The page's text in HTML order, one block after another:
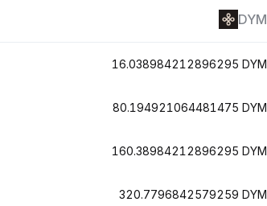
DYM
16.038984212896295 DYM
80.194921064481475 DYM
160.38984212896295 DYM
320.7796842579259 DYM